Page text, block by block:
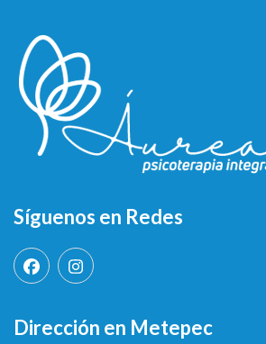
Síguenos en Redes
Dirección en Metepec